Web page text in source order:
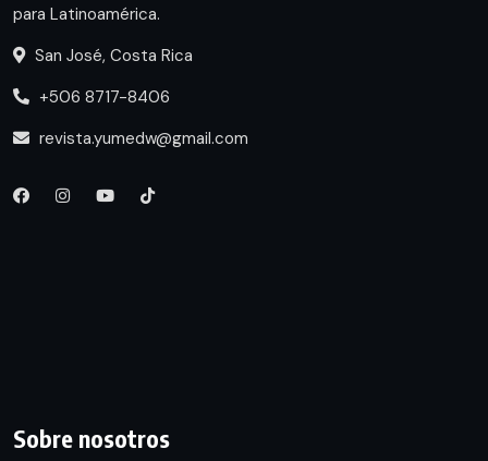
para Latinoamérica.
San José, Costa Rica
+506 8717-8406
revista.yumedw@gmail.com
Sobre nosotros